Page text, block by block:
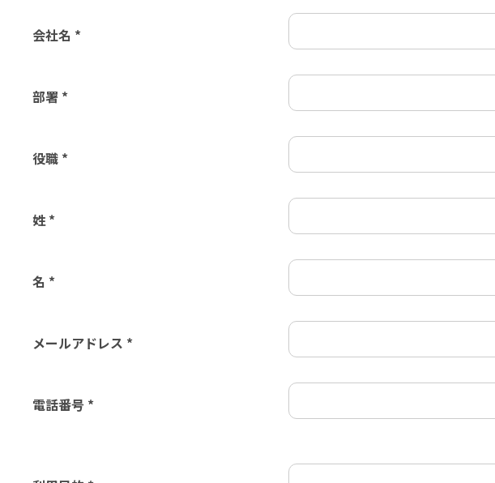
会社名 *
部署 *
役職 *
姓 *
名 *
メールアドレス *
電話番号 *